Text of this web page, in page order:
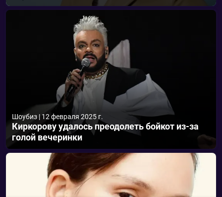
Шоубиз | 12 февраля 2025 г.
Киркорову удалось преодолеть бойкот из-за
голой вечеринки